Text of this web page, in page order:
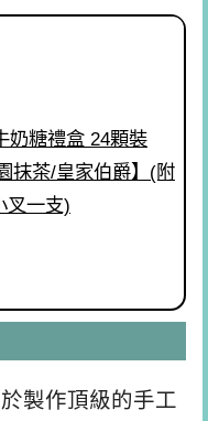
奶糖禮盒 24顆裝
抹茶/皇家伯爵】(附
叉一支)
製作頂級的手工